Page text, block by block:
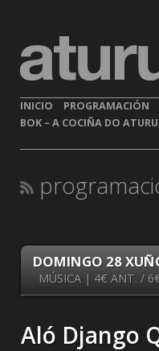
INICIO PROGRAMACIÓN
BOK – A COCIÑA DO
DOMINGO 28
MÚSICA | 4€ ANT. /
Aló Django